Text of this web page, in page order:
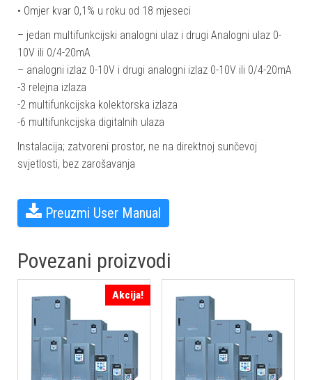
• Omjer kvar 0,1% u roku od 18 mjeseci
– jedan multifunkcijski analogni ulaz i drugi Analogni ulaz 0-
10V ili 0/4-20mA
– analogni izlaz 0-10V i drugi analogni izlaz 0-10V ili 0/4-20mA
-3 relejna izlaza
-2 multifunkcijska kolektorska izlaza
-6 multifunkcijska digitalnih ulaza
Instalacija; zatvoreni prostor, ne na direktnoj sunčevoj
svjetlosti, bez zarošavanja
Preuzmi User Manualㅤ
Povezani proizvodi
Akcija!